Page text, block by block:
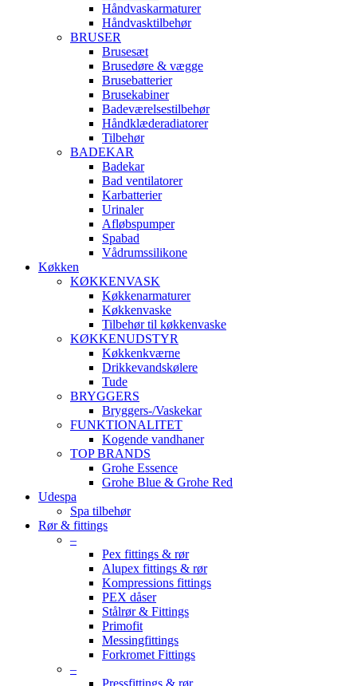
Håndvaskarmaturer
Håndvasktilbehør
BRUSER
Brusesæt
Brusedøre & vægge
Brusebatterier
Brusekabiner
Badeværelsestilbehør
Håndklæderadiatorer
Tilbehør
BADEKAR
Badekar
Bad ventilatorer
Karbatterier
Urinaler
Afløbspumper
Spabad
Vådrumssilikone
Køkken
KØKKENVASK
Køkkenarmaturer
Køkkenvaske
Tilbehør til køkkenvaske
KØKKENUDSTYR
Køkkenkværne
Drikkevandskølere
Tude
BRYGGERS
Bryggers-/Vaskekar
FUNKTIONALITET
Kogende vandhaner
TOP BRANDS
Grohe Essence
Grohe Blue & Grohe Red
Udespa
Spa tilbehør
Rør & fittings
–
Pex fittings & rør
Alupex fittings & rør
Kompressions fittings
PEX dåser
Stålrør & Fittings
Primofit
Messingfittings
Forkromet Fittings
–
Pressfittings & rør